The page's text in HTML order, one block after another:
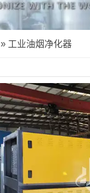
» 工业油烟净化器